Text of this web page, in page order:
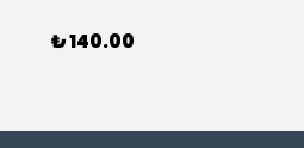
₺ 140.00